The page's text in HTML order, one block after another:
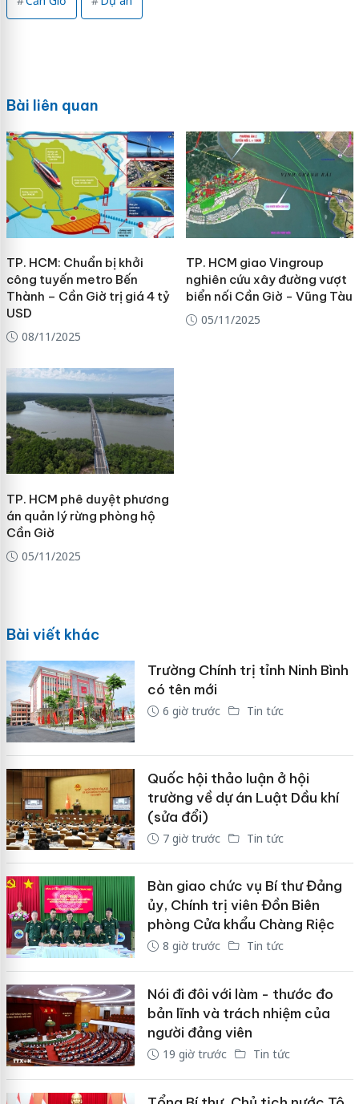
Bài liên quan
TP. HCM: Chuẩn bị khởi
công tuyến metro Bến
Thành – Cần Giờ trị giá 4 tỷ
USD
08/11/2025
TP. HCM giao Vingroup
nghiên cứu xây đường vượt
biển nối Cần Giờ - Vũng Tàu
05/11/2025
TP. HCM phê duyệt phương
án quản lý rừng phòng hộ
Cần Giờ
05/11/2025
Bài viết khác
Trường Chính trị tỉnh Ninh Bình
có tên mới
6 giờ trước Tin tức
Quốc hội thảo luận ở hội
trường về dự án Luật Dầu khí
(sửa đổi)
7 giờ trước Tin tức
Bàn giao chức vụ Bí thư Đảng
ủy, Chính trị viên Đồn Biên
phòng Cửa khẩu Chàng Riệc
8 giờ trước Tin tức
Nói đi đôi với làm - thước đo
bản lĩnh và trách nhiệm của
người đảng viên
19 giờ trước Tin tức